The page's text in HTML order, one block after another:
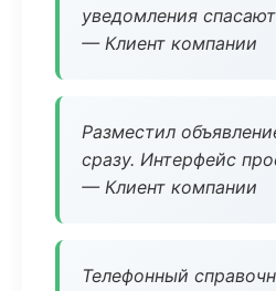
уведомления
— Клиент компании
Разместил
сразу. Интерфейс
— Клиент компании
Телефонный